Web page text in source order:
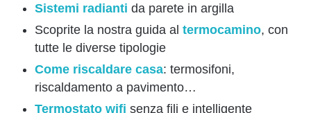
Sistemi radianti da parete in argilla
Scoprite la nostra guida al termocamino, con
tutte le diverse tipologie
Come riscaldare casa: termosifoni,
riscaldamento a pavimento…
Termostato wifi senza fili e intelligente